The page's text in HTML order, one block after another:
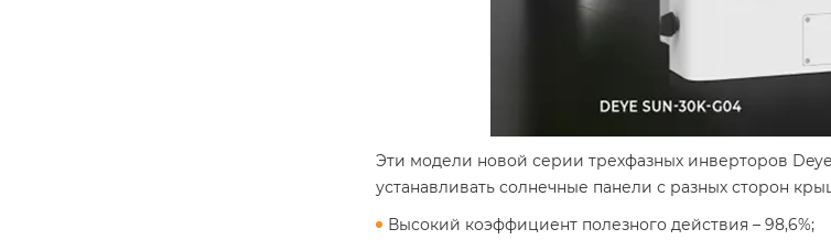
Эти модели новой серии трехфазных инверторов
устанавливать солнечные панели с разных сторон
Высокий коэффициент полезного действия – 98,6%;